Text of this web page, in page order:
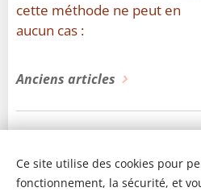
cette méthode ne peut en
aucun cas :
Anciens articles
Ce site utilise des cookies pour
fonctionnement, la sécurité, et